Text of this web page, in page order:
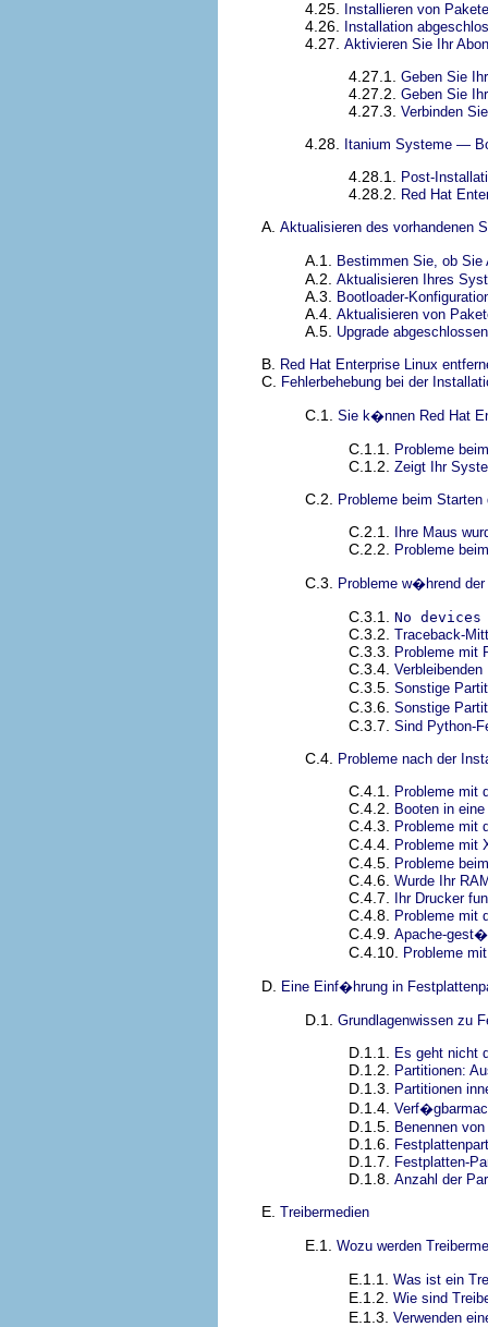
4.25. Installieren von
4.26. Installation
4.27. Aktivieren Sie Ihr
4.27.1. Geben Sie
4.27.2. Geben Sie
4.27.3. Verbinden
4.28. Itanium Systeme —
4.28.1. Post-
4.28.2. Red Hat
A. Aktualisieren des vorhandenen
A.1. Bestimmen Sie, ob
A.2. Aktualisieren Ihres
A.3. Bootloader-
A.4. Aktualisieren von
A.5. Upgrade abgeschlossen
B. Red Hat Enterprise Linux
C. Fehlerbehebung bei der
C.1. Sie k�nnen Red Hat
C.1.1. Probleme
C.1.2. Zeigt Ihr
C.2. Probleme beim
C.2.1. Ihre Maus
C.2.2. Probleme
C.3. Probleme w�hrend
C.3.1. No
C.3.2. Traceback-
C.3.3. Probleme mit
C.3.4.
C.3.5. Sonstige
C.3.6. Sonstige
C.3.7. Sind Python-
C.4. Probleme nach der
C.4.1. Probleme mit
C.4.2. Booten in
C.4.3. Probleme mit
C.4.4. Probleme mit
C.4.5. Probleme
C.4.6. Wurde Ihr
C.4.7. Ihr Drucker
C.4.8. Probleme mit
C.4.9. Apache-
C.4.10. Probleme
D. Eine Einf�hrung in
D.1. Grundlagenwissen zu
D.1.1. Es geht nicht
D.1.2. Partitionen:
D.1.3. Partitionen
D.1.4.
D.1.5. Benennen
D.1.6.
D.1.7. Festplatten-
D.1.8. Anzahl der
E. Treibermedien
E.1. Wozu werden
E.1.1. Was ist ein
E.1.2. Wie sind
E.1.3. Verwenden